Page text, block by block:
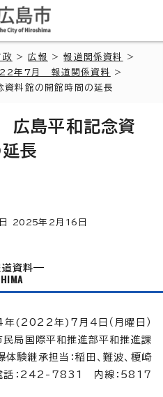
政 >広報 >報道関係資料
>
年7月 報道関係資料
>
料館の開館時間の延長
島平和記念資
長
2025年2月 16 日
道資料
年(2022年)7月4日（月曜日）
民局国際平和推進部平和推進課
体験継承担当：稲田、難波、榎崎
話：242-7831 内線：5817